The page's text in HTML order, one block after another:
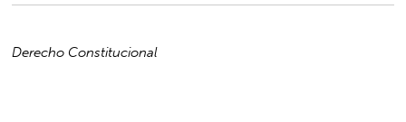
Derecho Constitucional